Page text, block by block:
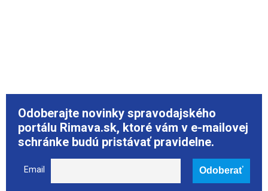
Odoberajte novinky spravodajského
portálu Rimava.sk, ktoré vám v e-mailovej
schránke budú pristávať pravidelne.
Email